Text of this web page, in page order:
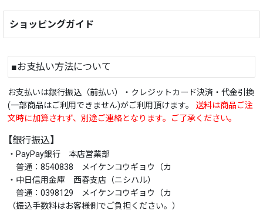
ショッピングガイド
■お支払い方法について
お支払いは銀行振込（前払い）・クレジットカード決済・代金引換
(一部商品はご利用できません)がご利用頂けます。 送料は商品ご注
文時に加算されず、別途ご連絡となります。ご了承ください。
【銀行振込】
・PayPay銀行 本店営業部
普通：8540838 メイケンコウギョウ（カ
・中日信用金庫 西春支店（ニシハル）
普通：0398129 メイケンコウギョウ（カ
（振込手数料はお客様側でご負担ください。）